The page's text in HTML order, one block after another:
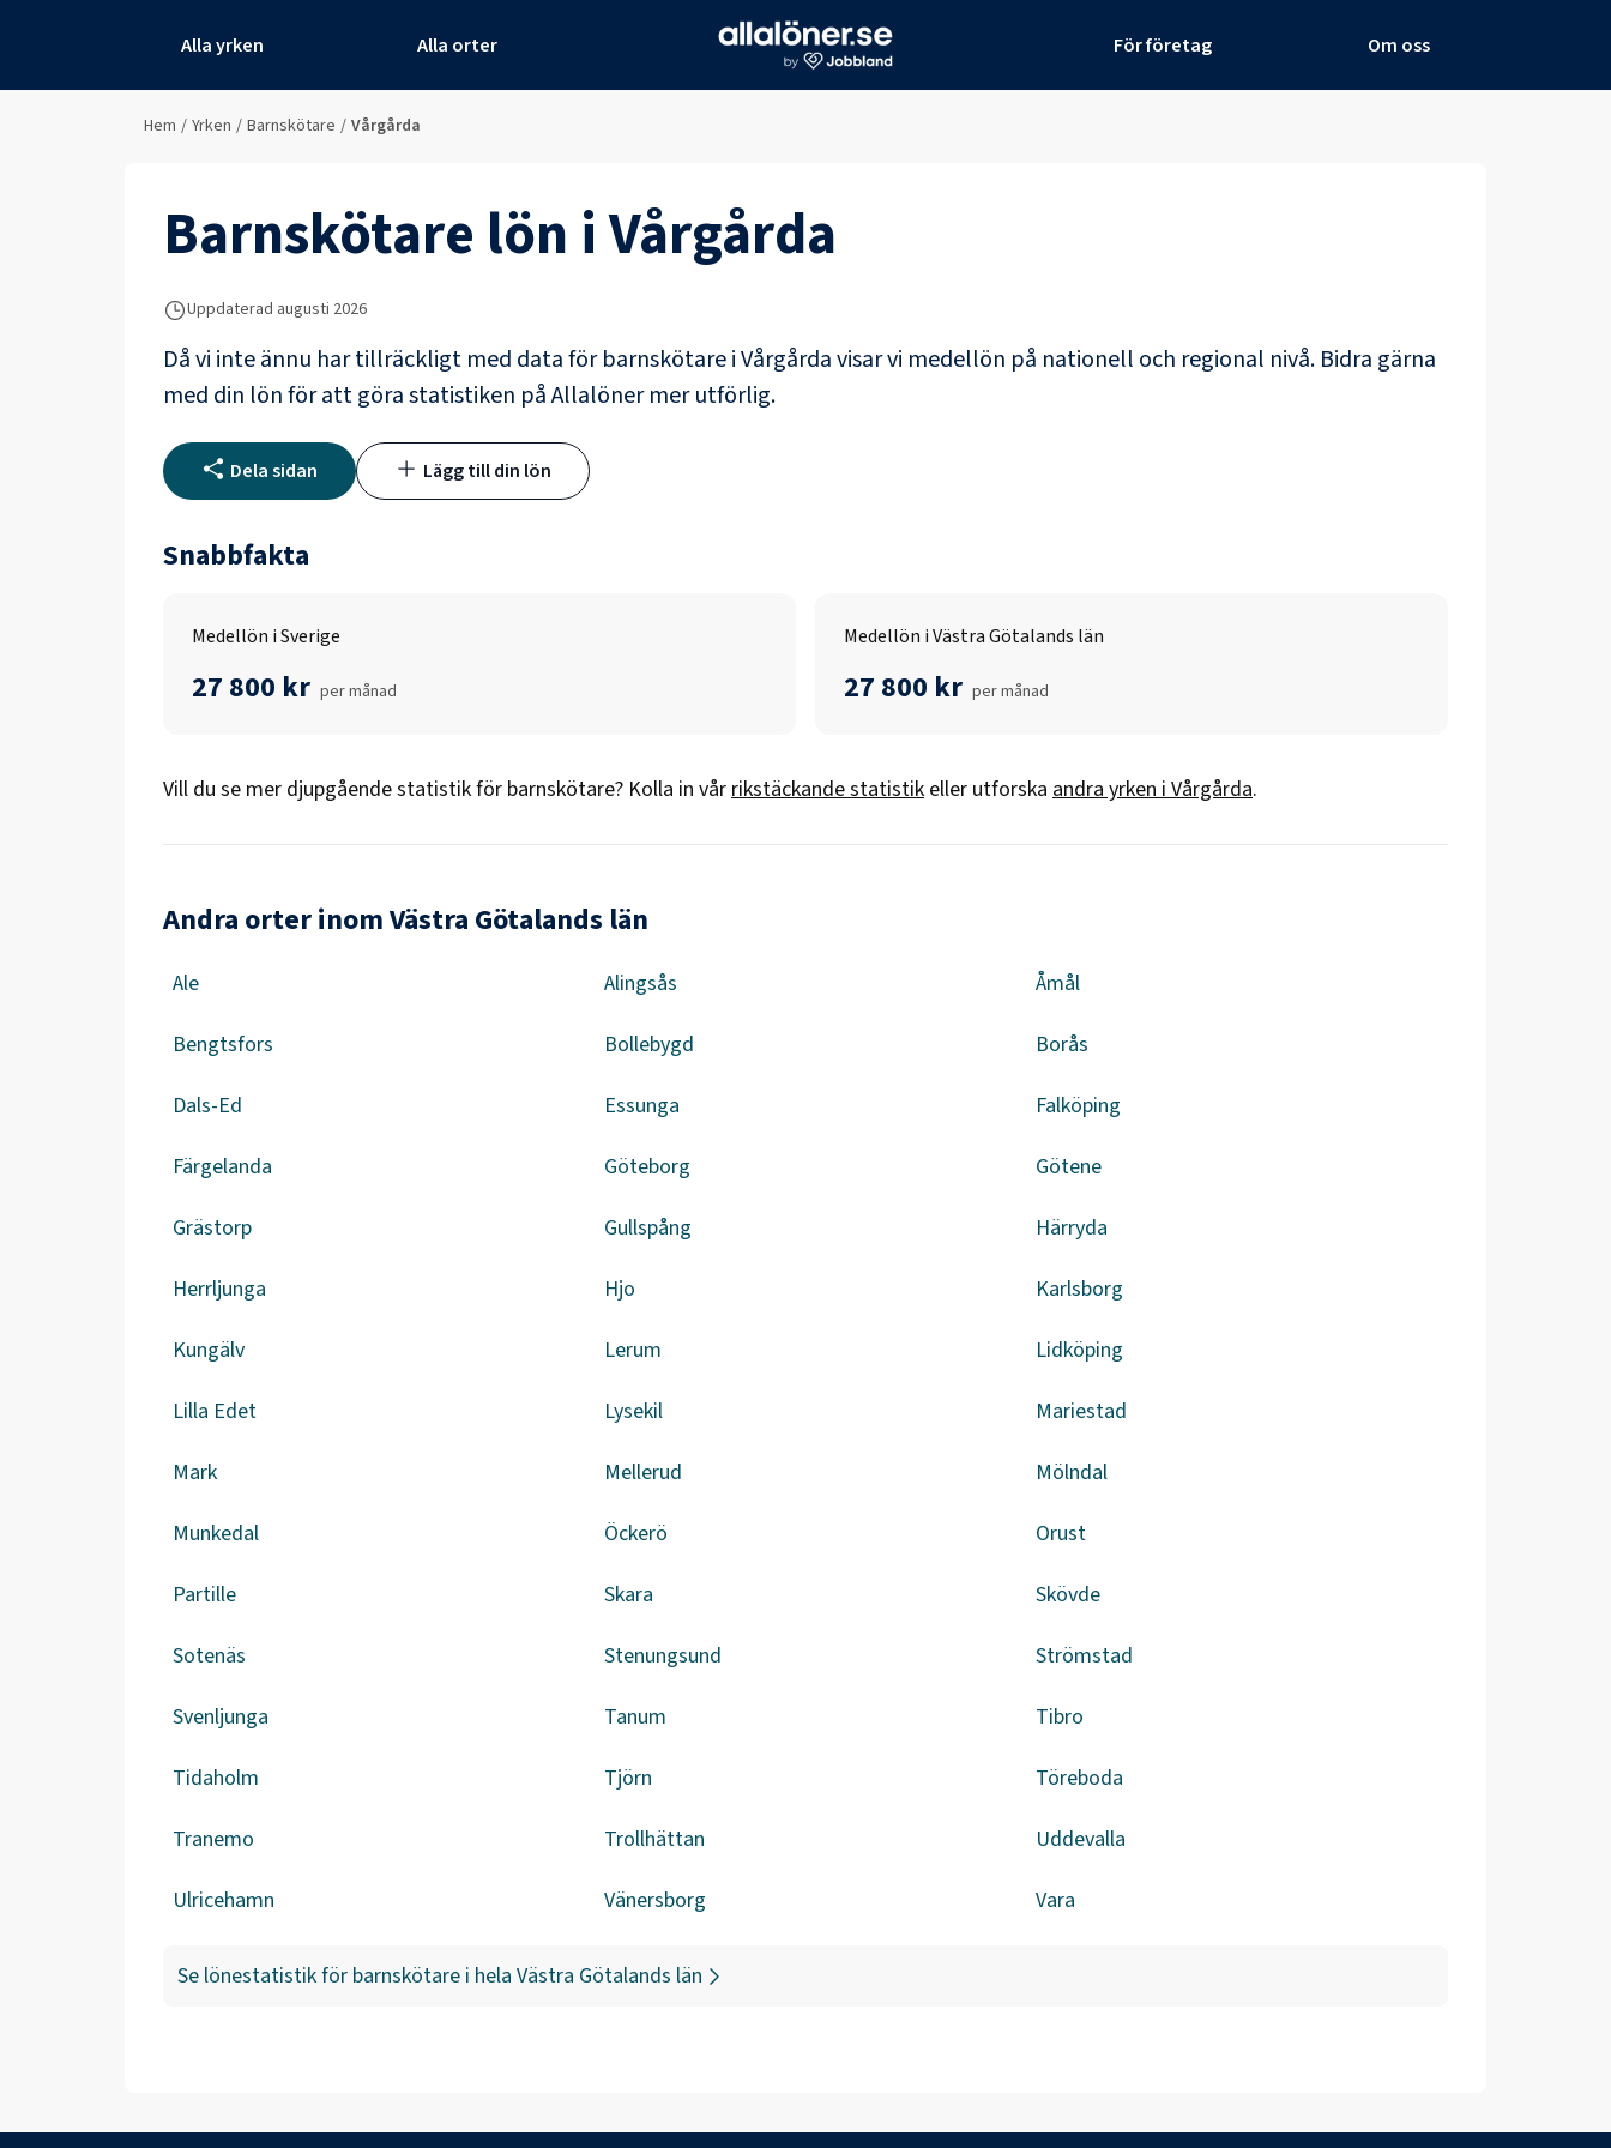
Alla yrken Alla orter För företag Om oss
Hem / Yrken / Barnskötare / Vårgårda
Barnskötare lön iVårgårda
Uppdaterad augusti 2026
Då vi inte ännu har tillräckligt med data för barnskötareiVårgårdavisar vi medellön på nationell och regional nivå. Bidra gärna
med din lön för att göra statistiken på Allalöner mer utförlig.
Dela sidan Lägg till din lön
Snabbfakta
Medellön i Sverige
27 800 kr per månad
Medellön i Västra Götalands län
27 800 kr per månad
Vill du se mer djupgående statistik för barnskötare? Kolla in vårrikstäckande statistik eller utforska andra yrken iVårgårda.
Andra orter inom Västra Götalands län
Ale Alingsås Åmål
Bengtsfors Bollebygd Borås
Dals-Ed Essunga Falköping
Färgelanda Göteborg Götene
Grästorp Gullspång Härryda
Herrljunga Hjo Karlsborg
Kungälv Lerum Lidköping
Lilla Edet Lysekil Mariestad
Mark Mellerud Mölndal
Munkedal Öckerö Orust
Partille Skara Skövde
Sotenäs Stenungsund Strömstad
Svenljunga Tanum Tibro
Tidaholm Tjörn Töreboda
Tranemo Trollhättan Uddevalla
Ulricehamn Vänersborg Vara
Se lönestatistik för barnskötare i hela Västra Götalands län